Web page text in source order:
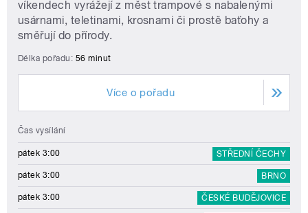
víkendech vyrážejí z měst trampové s nabalenými
usárnami, teletinami, krosnami či prostě baťohy a
směřují do přírody.
Délka pořadu: 56 minut
Více o pořadu
Čas vysílání
pátek 3:00 STŘEDNÍ ČECHY
pátek 3:00 BRNO
pátek 3:00 ČESKÉ BUDĚJOVICE